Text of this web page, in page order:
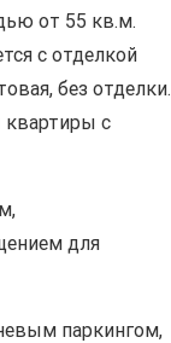
от 55 кв.м.
с отделкой
без отделки.
с
для
паркингом,